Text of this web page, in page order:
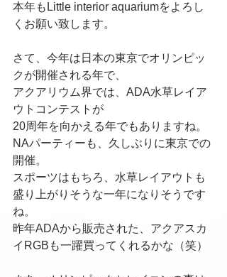
本年もLittle interior aquariumをよろし
くお願い致します。
さて、今年は日本の東京でオリンピッ
クが開催される年で、
アクアリウム界では、ADA水草レイア
ウトコンテストが
20周年を向かえる年でもありますね。
NAパーティーも、久しぶりに東京での
開催。
スポーツはもちろ、水草レイアウトも
盛り上がりそうな一年になりそうです
ね。
昨年ADAから販売された、アクアスカ
イRGBも一躍買ってくれるかな（笑）